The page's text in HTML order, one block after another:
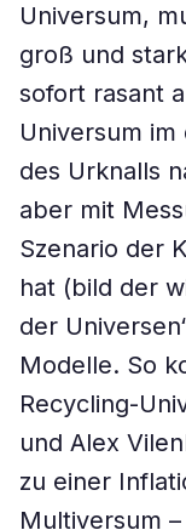
Universum,
groß und
sofort rasant
Universum
des Urknalls
aber mit
Szenario der
hat (bild der
der
Modelle. So
Recycling-
und Alex
zu einer
Multiversum